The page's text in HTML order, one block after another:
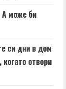
А може би
си дни в дом
отвори